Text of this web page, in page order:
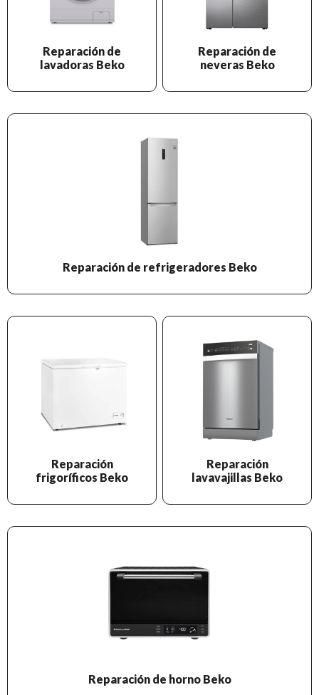
Reparación de
lavadoras Beko
Reparación de
neveras Beko
Reparación de refrigeradores Beko
Reparación
frigoríficos Beko
Reparación
lavavajillas Beko
Reparación de horno Beko